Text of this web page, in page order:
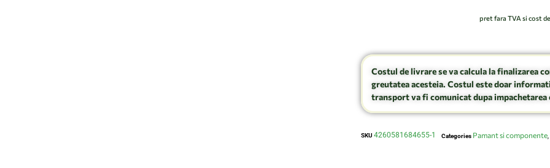
pret fara TVA si cost
Costul de livrare se va calcula la finalizarea
greutatea acesteia. Costul este doar
transport va fi comunicat dupa impachetarea
SKU 4260581684655-1 Categories Pamant si componente